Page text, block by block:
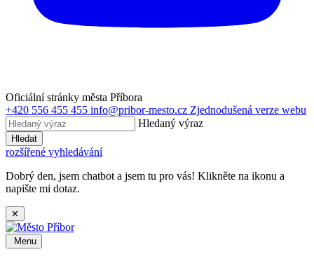
Oficiální stránky města Příbora
+420 556 455 455 info@pribor-mesto.cz Zjednodušená verze webu
Hledaný výraz
Hledat
rozšířené vyhledávání
Dobrý den, jsem chatbot a jsem tu pro vás! Klikněte na ikonu a
napište mi dotaz.
✕
Menu